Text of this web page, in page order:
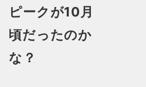
ピークが10月
頃だったのか
な？